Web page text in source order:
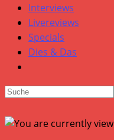
Interviews
Livereviews
Specials
Dies & Das